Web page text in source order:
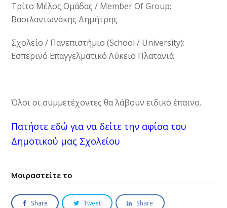
Τρίτο Μέλος Ομάδας / Member Of Group:
Βασιλαντωνάκης Δημήτρης
Σχολείο / Πανεπιστήμιο (School / University):
Εσπερινό Επαγγελματικό Λύκειο Πλατανιά
Όλοι οι συμμετέχοντες θα λάβουν ειδικό έπαινο.
Πατήστε εδώ για να δείτε την αφίσα του
Δημοτικού μας Σχολείου
Μοιραστείτε το
Share Tweet Share